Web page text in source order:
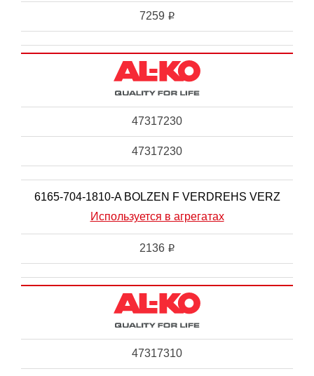
7259 i
47317230
47317230
6165-704-1810-A BOLZEN F VERDREHS VERZ
Используется в агрегатах
2136 i
47317310